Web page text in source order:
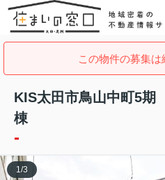
この物件の募集は
KIS太田市鳥山中町5
棟
-
1/3